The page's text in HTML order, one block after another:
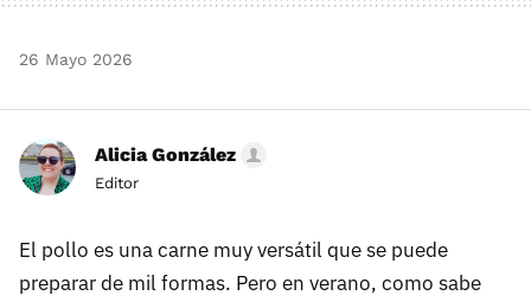
26 Mayo 2026
Alicia González
Editor
El pollo es una carne muy versátil que se puede
preparar de mil formas. Pero en verano, como sabe